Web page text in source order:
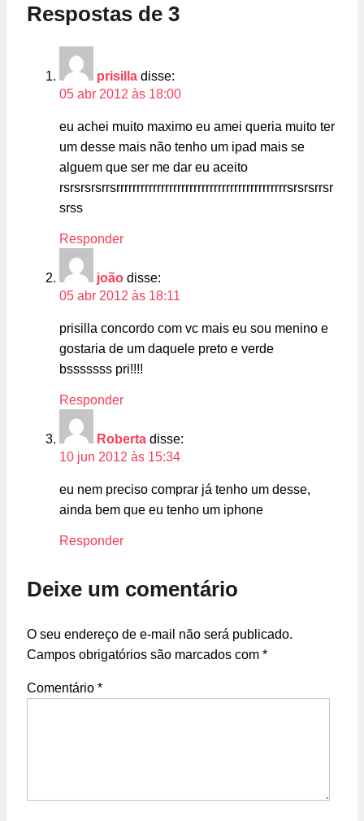
Respostas de 3
prisilla disse:
05 abr 2012 às 18:00
eu achei muito maximo eu amei queria muito ter
um desse mais não tenho um ipad mais se
alguem que ser me dar eu aceito
rsrsrsrsrrsrrrrrrrrrrrrrrrrrrrrrrrrrrrrrrrrrrrrrrrrrrsrsrsrrsr
srss
Responder
joão disse:
05 abr 2012 às 18:11
prisilla concordo com vc mais eu sou menino e
gostaria de um daquele preto e verde
bsssssss pri!!!!
Responder
Roberta disse:
10 jun 2012 às 15:34
eu nem preciso comprar já tenho um desse,
ainda bem que eu tenho um iphone
Responder
Deixe um comentário
O seu endereço de e-mail não será publicado.
Campos obrigatórios são marcados com *
Comentário *